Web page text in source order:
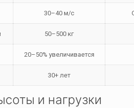
30–40 м/с
50–500 кг
20–50% увеличивается
30+ лет
и нагрузки